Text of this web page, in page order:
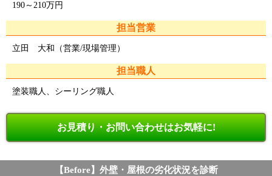
190～210万円
担当営業
立田 大和（営業/現場管理）
担当職人
塗装職人、シーリング職人
お見積り・お問い合わせはお気軽に!
【Before】外壁・屋根の劣化状況を診断